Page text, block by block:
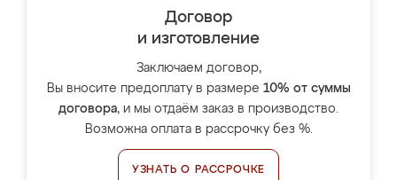
Договор
и изготовление
Заключаем договор,
Вы вносите предоплату в размере 10% от суммы
договора, и мы отдаём заказ в производство.
Возможна оплата в рассрочку без %.
УЗНАТЬ О РАССРОЧКЕ